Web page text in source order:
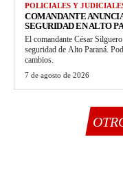
POLICIALES Y
COMANDANTE
SEGURIDAD EN ALTO
El comandante César
seguridad de Alto Paraná.
cambios.
7 de agosto de 2026